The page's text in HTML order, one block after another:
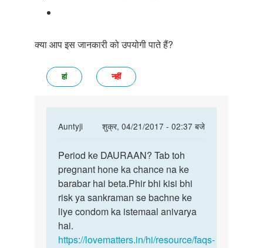
क्या आप इस जानकारी को उपयोगी पाते हैं?
हां नहीं
Auntyji
शुक्र, 04/21/2017 - 02:37 बजे
In
to
Period
me
sex
krne
by
Period
ke
DAURAAN?
Tab
toh
Period ke DAURAAN? Tab toh
pregnant hone ka chance na ke
barabar hai beta.Phir bhi kisi bhi
risk ya sankraman se bachne ke
liye condom ka istemaal anivarya
hai.
https://lovematters.in/hi/resource/faqs-